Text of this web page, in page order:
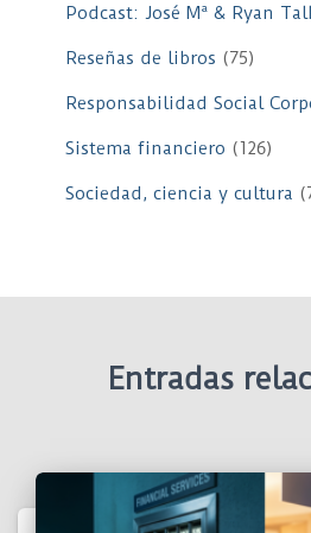
Podcast: José Mª & Ryan
Reseñas de libros (75)
Responsabilidad Social
Sistema financiero (126)
Sociedad, ciencia y cultura
Entradas